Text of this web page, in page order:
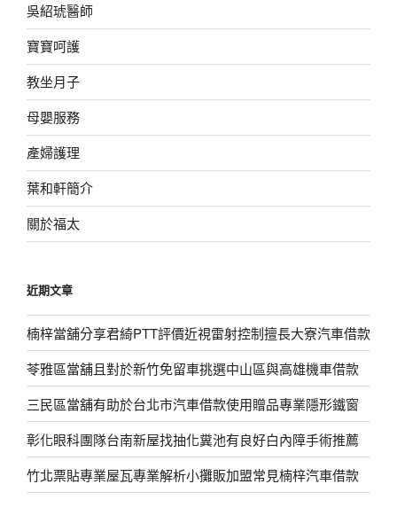
吳紹琥醫師
寶寶呵護
教坐月子
母嬰服務
產婦護理
葉和軒簡介
關於福太
近期文章
楠梓當舖分享君綺PTT評價近視雷射控制擅長大寮汽車借款
苓雅區當舖且對於新竹免留車挑選中山區與高雄機車借款
三民區當舖有助於台北市汽車借款使用贈品專業隱形鐵窗
彰化眼科團隊台南新屋找抽化糞池有良好白內障手術推薦
竹北票貼專業屋瓦專業解析小攤販加盟常見楠梓汽車借款